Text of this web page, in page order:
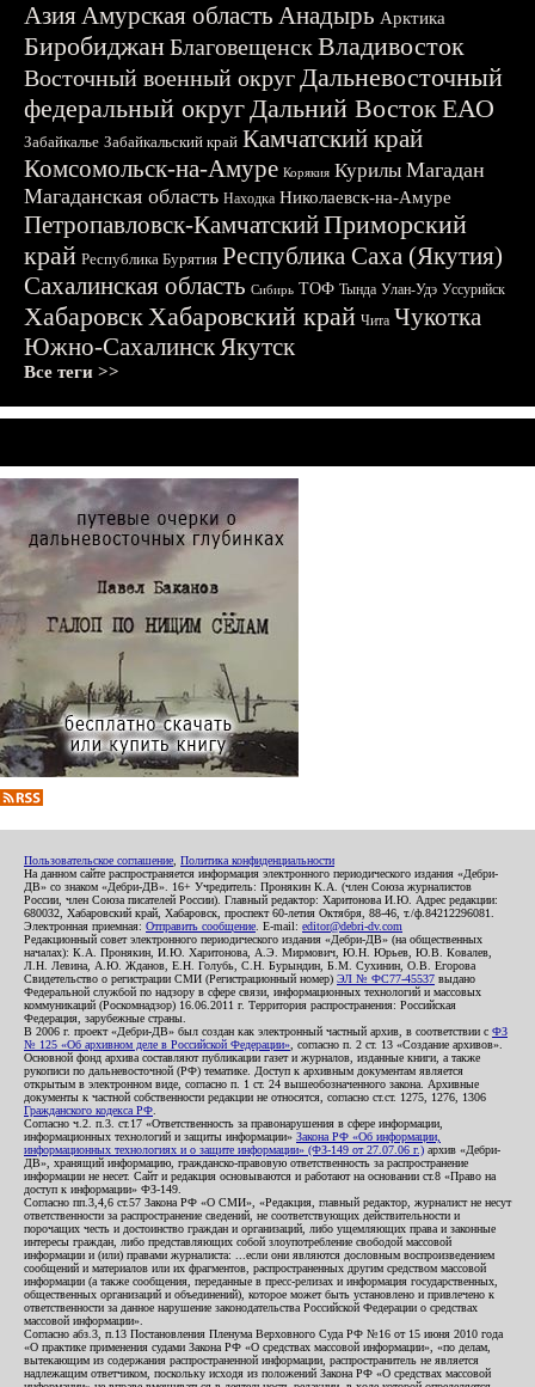
АзияАмурская область Анадырь Арктика
БиробиджанБлаговещенскВладивосток
Восточный военный округДальневосточный
федеральный округДальний ВостокЕАО
Забайкалье Забайкальский край Камчатский край
Комсомольск-на-Амуре Корякия Курилы Магадан
Магаданская область Находка Николаевск-на-Амуре
Петропавловск-КамчатскийПриморский
край Республика Бурятия Республика Саха (Якутия)
Сахалинская область Сибирь ТОФ Тында Улан-Удэ Уссурийск
ХабаровскХабаровский край Чита Чукотка
Южно-СахалинскЯкутск
Все теги >>
Пользовательское соглашение Политика конфиденциальности
На данном сайте распространяется информация электронного периодического издания «Дебри-
ДВ» со знаком «Дебри-ДВ». 16+ Учредитель: Пронякин К.А. (член Союза журналистов
России, член Союза писателей России). Главный редактор: Харитонова И.Ю. Адрес редакции:
680032, Хабаровский край, Хабаровск, проспект 60-летия Октября, 88-46, т./ф.84212296081.
Электронная приемная: Отправить сообщение . E-mail: editor@debri-dv.com
Редакционный совет электронного периодического издания «Дебри-ДВ» (на общественных
началах): К.А. Пронякин, И.Ю. Харитонова, А.Э. Мирмович, Ю.Н. Юрьев, Ю.В. Ковалев,
Л.Н. Левина, А.Ю. Жданов, Е.Н. Голубь, С.Н. Бурындин, Б.М. Сухинин, О.В. Егорова
Свидетельство о регистрации СМИ (Регистрационный номер) ЭЛ № ФС77-45537 выдано
Федеральной службой по надзору в сфере связи, информационных технологий и массовых
коммуникаций (Роскомнадзор) 16.06.2011 г. Территория распространения: Российская
Федерация, зарубежные страны.
В 2006 г. проект «Дебри-ДВ» был создан как электронный частный архив, в соответствии с ФЗ
№ 125 «Об архивном деле в Российской Федерации» , согласно п. 2 ст. 13 «Создание архивов».
Основной фонд архива составляют публикации газет и журналов, изданные книги, а также
рукописи по дальневосточной (РФ) тематике. Доступ к архивным документам является
открытым в электронном виде, согласно п. 1 ст. 24 вышеобозначенного закона. Архивные
документы к частной собственности редакции не относятся, согласно ст.ст. 1275, 1276, 1306
Гражданского кодекса РФ
Согласно ч.2. п.3. ст.17 «Ответственность за правонарушения в сфере информации,
информационных технологий и защиты информации» Закона РФ «Об информации,
информационных технологиях и о защите информации» (ФЗ-149 от 27.07.06 г.) архив «Дебри-
ДВ», хранящий информацию, гражданско-правовую ответственность за распространение
информации не несет. Сайт и редакция основываются и работают на основании ст.8 «Право на
доступ к информации» ФЗ-149.
Согласно пп.3,4,6 ст.57 Закона РФ «О СМИ», «Редакция, главный редактор, журналист не несут
ответственности за распространение сведений, не соответствующих действительности и
порочащих честь и достоинство граждан и организаций, либо ущемляющих права и законные
интересы граждан, либо представляющих собой злоупотребление свободой массовой
информации и (или) правами журналиста: ...если они являются дословным воспроизведением
сообщений и материалов или их фрагментов, распространенных другим средством массовой
информации (а также сообщения, переданные в пресс-релизах и информация государственных,
общественных организаций и объединений), которое может быть установлено и привлечено к
ответственности за данное нарушение законодательства Российской Федерации о средствах
массовой информации».
Согласно абз.3, п.13 Постановления Пленума Верховного Суда РФ №16 от 15 июня 2010 года
«О практике применения судами Закона РФ «О средствах массовой информации», «по делам,
вытекающим из содержания распространенной информации, распространитель не является
надлежащим ответчиком, поскольку исходя из положений Закона РФ «О средствах массовой